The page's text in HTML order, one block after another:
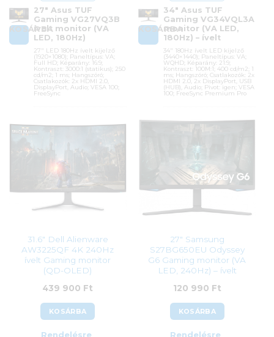
KOSÁRBA
27″ Asus TUF
Gaming VG27VQ3B
ívelt monitor (VA
LED, 180Hz)
27″ LED 180Hz ívelt kijelző
(1920×1080); Paneltípus: VA;
Full HD; Képarány: 16:9;
Kontraszt: 3000:1 (statikus); 250
cd/m2; 1 ms; Hangszóró;
Csatlakozók: 2x HDMI 2.0,
DisplayPort, Audio; VESA 100;
FreeSync
Kategória:
Gamer monitorok
27%
Azonosító:
60 990 Ft
KOSÁRBA
34″ Asus TUF
Gaming VG34VQL3A
monitor (VA LED,
180Hz) – ívelt
34″ 180Hz ívelt LED kijelző
(3440×1440); Paneltípus: VA;
WQHD; Képarány: 21:9;
Kontraszt: 100M:1; 400 cd/m2; 1
ms; Hangszóró; Csatlakozók: 2x
HDMI 2.0, 2x DisplayPort, USB
(HUB), Audio; Pivot: igen; VESA
100; FreeSync Premium Pro
Garanciaidő:36 hónap
Azonosító: 48790
126 990 Ft
31.6″ Dell Alienware
AW3225QF 4K 240Hz
ívelt Gaming monitor
(QD-OLED)
439 900 Ft
KOSÁRBA
Rendelésre
27″ Samsung
S27BG650EU Odyssey
G6 Gaming monitor (VA
LED, 240Hz) – ívelt
120 990 Ft
KOSÁRBA
Rendelésre